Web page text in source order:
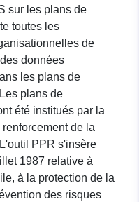
sur les plans de
toutes les
de
données
les plans de
plans de
été institués par la
de la
PPR s'insère
1987 relative à
à la protection de la
des risques